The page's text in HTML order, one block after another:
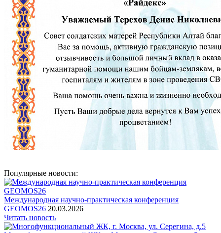
Популярные новости:
Международная научно-практическая конференция
GEOMOS26 20.03.2026
Читать новость